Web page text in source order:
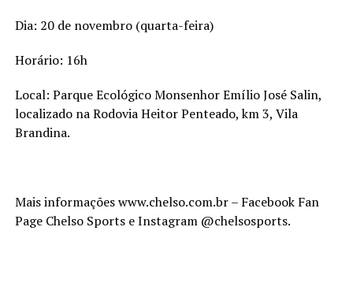
Dia: 20 de novembro (quarta-feira)
Horário: 16h
Local: Parque Ecológico Monsenhor Emílio José Salin,
localizado na Rodovia Heitor Penteado, km 3, Vila
Brandina.
Mais informações www.chelso.com.br – Facebook Fan
Page Chelso Sports e Instagram @chelsosports.